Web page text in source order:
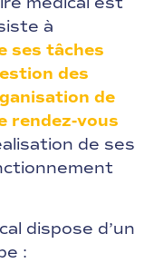
à
ses tâches
des
de
rendez-vous
de ses
dispose d’un
: